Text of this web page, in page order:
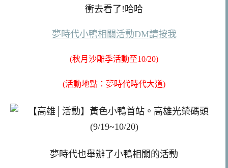
衝去看了!哈哈
夢時代小鴨相關活動DM請按我
(秋月沙雕季活動至10/20)
(活動地點：夢時代時代大道)
夢時代也舉辦了小鴨相關的活動